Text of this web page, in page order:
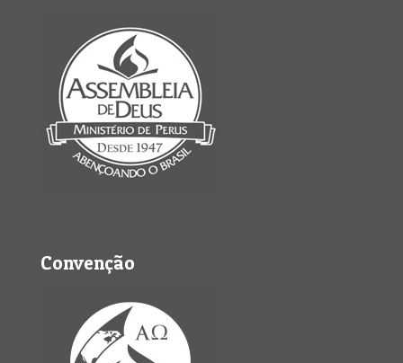
Convenção